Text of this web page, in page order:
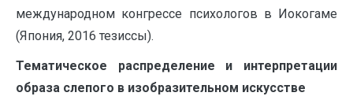
международном конгрессе психологов в Иокогаме
(Япония, 2016 тезиссы).
Тематическое распределение и интерпретации
образа слепого в изобразительном искусстве